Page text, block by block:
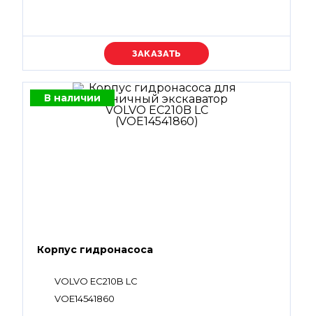
Уточняйте цену
В наличии
Корпус гидронасоса
VOLVO EC210B LC
VOE14541860